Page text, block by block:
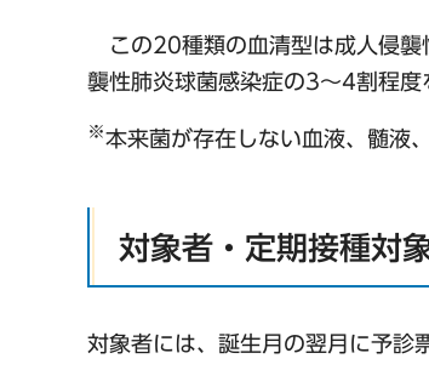
この20種類の血清型は成人侵襲
襲性肺炎球菌感染症の3～4割程度
※本来菌が存在しない血液、髄液
対象者・定期接種対
対象者には、誕生月の翌月に予診